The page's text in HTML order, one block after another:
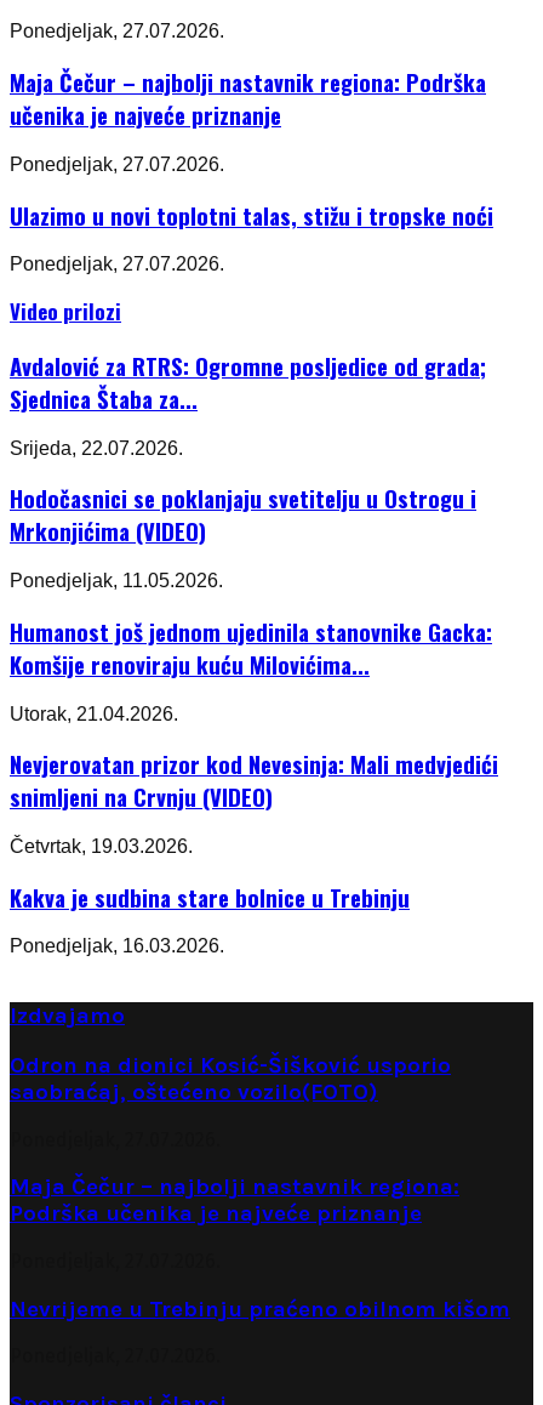
Ponedjeljak, 27.07.2026.
Maja Čečur – najbolji nastavnik regiona: Podrška
učenika je najveće priznanje
Ponedjeljak, 27.07.2026.
Ulazimo u novi toplotni talas, stižu i tropske noći
Ponedjeljak, 27.07.2026.
Video prilozi
Avdalović za RTRS: Ogromne posljedice od grada;
Sjednica Štaba za...
Srijeda, 22.07.2026.
Hodočasnici se poklanjaju svetitelju u Ostrogu i
Mrkonjićima (VIDEO)
Ponedjeljak, 11.05.2026.
Humanost još jednom ujedinila stanovnike Gacka:
Komšije renoviraju kuću Milovićima...
Utorak, 21.04.2026.
Nevjerovatan prizor kod Nevesinja: Mali medvjedići
snimljeni na Crvnju (VIDEO)
Četvrtak, 19.03.2026.
Kakva je sudbina stare bolnice u Trebinju
Ponedjeljak, 16.03.2026.
Izdvajamo
Odron na dionici Kosić-Šišković usporio
saobraćaj, oštećeno vozilo(FOTO)
Maja Čečur – najbolji nastavnik regiona:
Podrška učenika je najveće priznanje
Nevrijeme u Trebinju praćeno obilnom kišom